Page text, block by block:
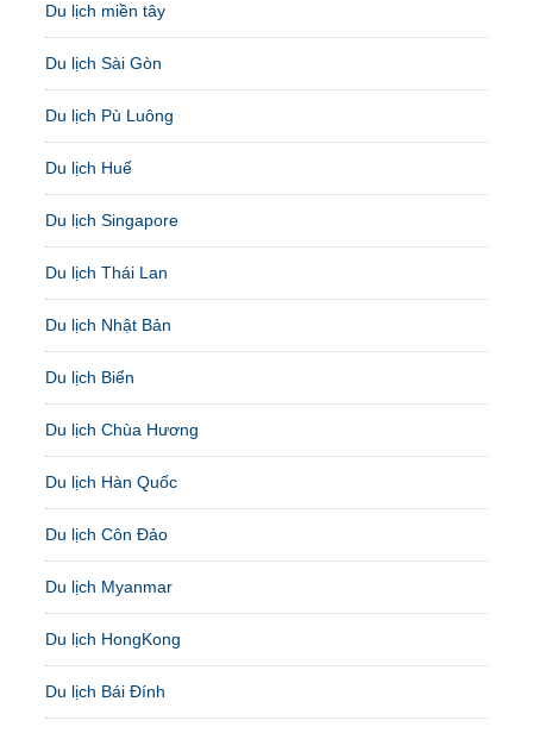
Du lịch miền tây
Du lịch Sài Gòn
Du lịch Pù Luông
Du lịch Huế
Du lịch Singapore
Du lịch Thái Lan
Du lịch Nhật Bản
Du lịch Biển
Du lịch Chùa Hương
Du lịch Hàn Quốc
Du lịch Côn Đảo
Du lịch Myanmar
Du lịch HongKong
Du lịch Bái Đính